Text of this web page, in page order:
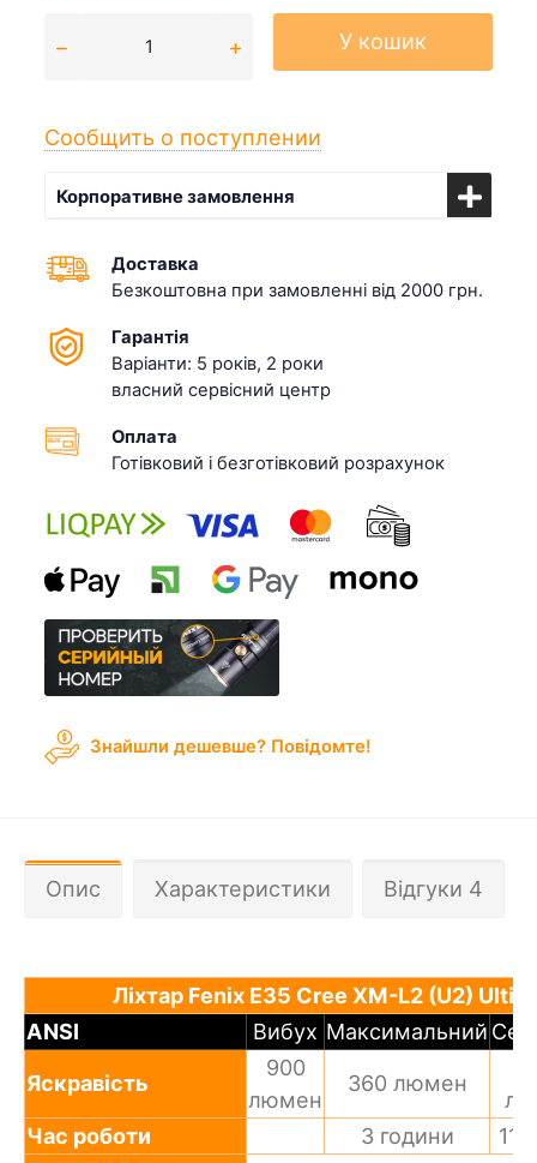
У кошик
Сообщить о поступлении
Корпоративне замовлення
Доставка
Безкоштовна при замовленні від 2000 грн.
Гарантія
Варіанти: 5 років, 2 роки
власний сервісний центр
Оплата
Готівковий і безготівковий розрахунок
Знайшли дешевше? Повідомте!
Опис Характеристики Відгуки 4
Ліхтар Fenix E35 Cree XM-L2 (U2)
ANSI
Вибух Максимальний
Яскравість
900
люмен
360 люмен
Час роботи
3 години
11